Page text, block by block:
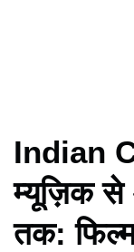
Indian
म्यूज़िक से
तक: